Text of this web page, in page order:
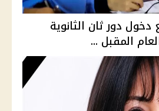
دخول دور ثان الثانوية
المقبل ...